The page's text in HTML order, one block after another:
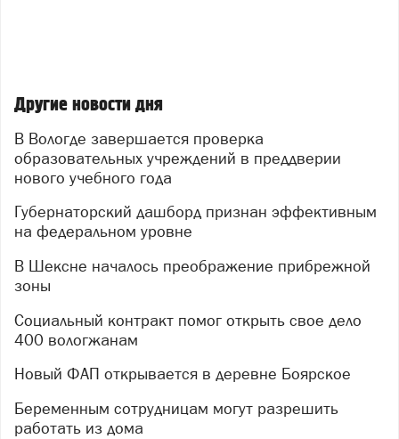
Другие новости дня
В Вологде завершается проверка
образовательных учреждений в преддверии
нового учебного года
Губернаторский дашборд признан эффективным
на федеральном уровне
В Шексне началось преображение прибрежной
зоны
Социальный контракт помог открыть свое дело
400 вологжанам
Новый ФАП открывается в деревне Боярское
Беременным сотрудницам могут разрешить
работать из дома